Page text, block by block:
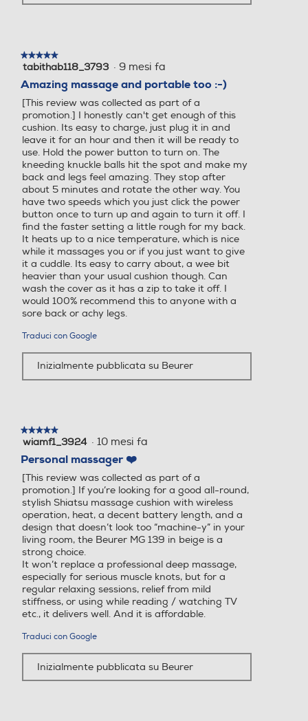
Con adattatore per autom
obile Telecomando
★★★★★
★★★★★
5
5
stelle.
tabithab118_3793 · 9 mesi fa
Amazing massage and portable too :-)
[This review was collected as part of a
promotion.] I honestly can't get enough of this
cushion. Its easy to charge, just plug it in and
leave it for an hour and then it will be ready to
use. Hold the power button to turn on. The
kneeding knuckle balls hit the spot and make my
back and legs feel amazing. They stop after
about 5 minutes and rotate the other way. You
have two speeds which you just click the power
button once to turn up and again to turn it off. I
find the faster setting a little rough for my back.
It heats up to a nice temperature, which is nice
while it massages you or if you just want to give
it a cuddle. Its easy to carry about, a wee bit
heavier than your usual cushion though. Can
wash the cover as it has a zip to take it off. I
would 100% recommend this to anyone with a
sore back or achy legs.
Traduci con Google
Inizialmente pubblicata su Beurer
★★★★★
★★★★★
5
stelle.
wiamf1_3924 · 10 mesi fa
Personal massager ❤️
[This review was collected as part of a
promotion.] If you’re looking for a good all-round,
stylish Shiatsu massage cushion with wireless
operation, heat, a decent battery length, and a
design that doesn’t look too “machine-y” in your
living room, the Beurer MG 139 in beige is a
strong choice.
It won’t replace a professional deep massage,
especially for serious muscle knots, but for a
regular relaxing sessions, relief from mild
stiffness, or using while reading / watching TV
etc., it delivers well. And it is affordable.
Traduci con Google
Inizialmente pubblicata su Beurer